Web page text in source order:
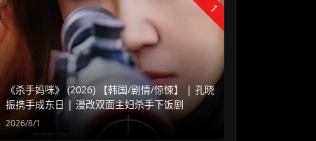
1
《杀手妈咪》 (2026) 【韩国/剧情/惊悚】 | 孔晓
振携手成东日 | 漫改双面主妇杀手下饭剧
2026/8/1